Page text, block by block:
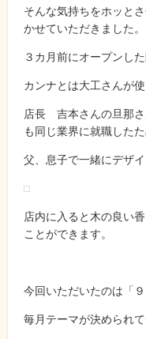
そんな気持ちをホッと
かせていただきました。
３カ月前にオープンし
カンナとは大工さんが使
店長 吉本さんの旦那さ
も同じ業界に就職した
父、息子で一緒にデザイ
店内に入ると木の良い
ことができます。
今回いただいたのは「９
毎月テーマが決められ